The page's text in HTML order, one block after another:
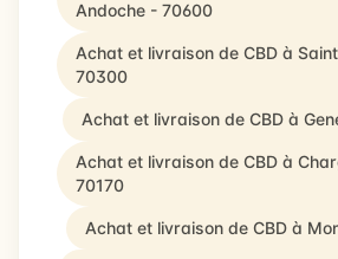
Andoche - 70600
Achat et livraison de CBD à
70300
Achat et livraison de CBD à
Achat et livraison de CBD à
70170
Achat et livraison de CBD à